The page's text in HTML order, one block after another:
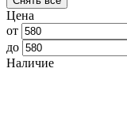
Цена
от
до
Наличие